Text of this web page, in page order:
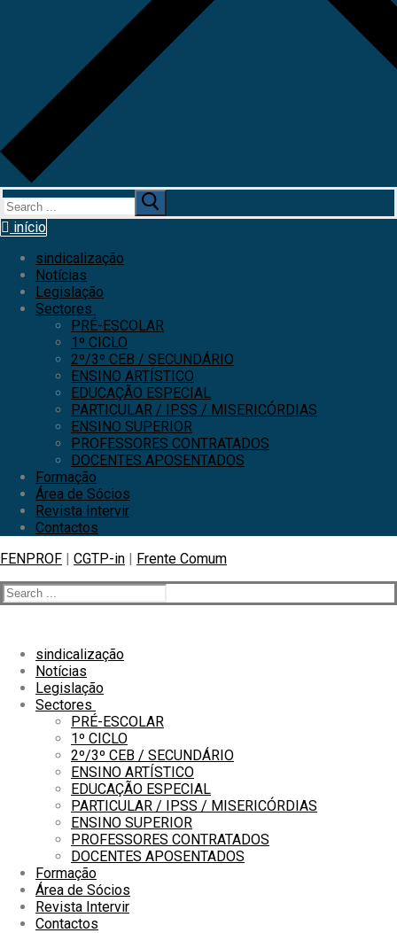
início
sindicalização
Notícias
Legislação
Sectores
PRÉ-ESCOLAR
1º CICLO
2º/3º CEB / SECUNDÁRIO
ENSINO ARTÍSTICO
EDUCAÇÃO ESPECIAL
PARTICULAR / IPSS / MISERICÓRDIAS
ENSINO SUPERIOR
PROFESSORES CONTRATADOS
DOCENTES APOSENTADOS
Formação
Área de Sócios
Revista Intervir
Contactos
FENPROF | CGTP-in | Frente Comum
sindicalização
Notícias
Legislação
Sectores
PRÉ-ESCOLAR
1º CICLO
2º/3º CEB / SECUNDÁRIO
ENSINO ARTÍSTICO
EDUCAÇÃO ESPECIAL
PARTICULAR / IPSS / MISERICÓRDIAS
ENSINO SUPERIOR
PROFESSORES CONTRATADOS
DOCENTES APOSENTADOS
Formação
Área de Sócios
Revista Intervir
Contactos